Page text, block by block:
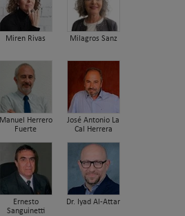
Miren Rivas Milagros Sanz
Manuel Herrero
Fuerte
José Antonio La
Cal Herrera
Ernesto
Sanguinetti
Dr. Iyad Al-Attar